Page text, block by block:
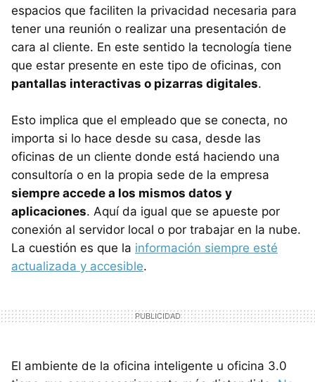
espacios que faciliten la privacidad necesaria para
tener una reunión o realizar una presentación de
cara al cliente. En este sentido la tecnología tiene
que estar presente en este tipo de oficinas, con
pantallas interactivas o pizarras digitales.
Esto implica que el empleado que se conecta, no
importa si lo hace desde su casa, desde las
oficinas de un cliente donde está haciendo una
consultoría o en la propia sede de la empresa
siempre accede a los mismos datos y
aplicaciones. Aquí da igual que se apueste por
conexión al servidor local o por trabajar en la nube.
La cuestión es que la información siempre esté
actualizada y accesible.
El ambiente de la oficina inteligente u oficina 3.0